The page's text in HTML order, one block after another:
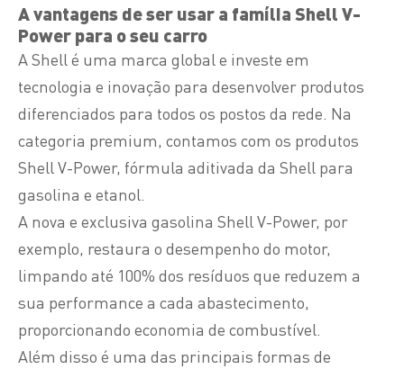
A vantagens de ser usar a família Shell V-
Power para o seu carro
A Shell é uma marca global e investe em
tecnologia e inovação para desenvolver produtos
diferenciados para todos os postos da rede. Na
categoria premium, contamos com os produtos
Shell V-Power, fórmula aditivada da Shell para
gasolina e etanol.
A nova e exclusiva gasolina Shell V-Power, por
exemplo, restaura o desempenho do motor,
limpando até 100% dos resíduos que reduzem a
sua performance a cada abastecimento,
proporcionando economia de combustível.
Além disso é uma das principais formas de